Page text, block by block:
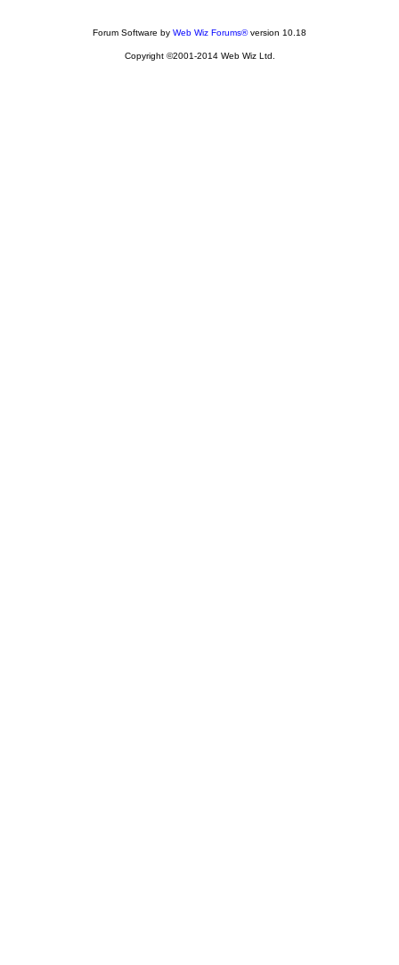
Forum Software by Web Wiz Forums®version 10.18
Copyright ©2001-2014 Web Wiz Ltd.